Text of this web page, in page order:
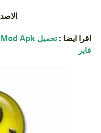
اقرا ايضا :
فاير